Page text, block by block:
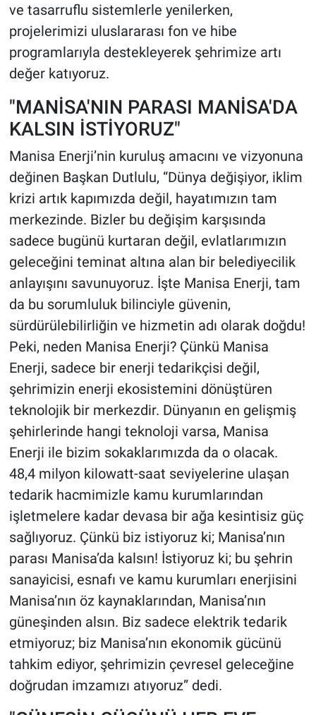
ve tasarruflu sistemlerle yenilerken,
projelerimizi uluslararası fon ve hibe
programlarıyla destekleyerek şehrimize artı
değer katıyoruz.
"MANİSA'NIN PARASI MANİSA'DA
KALSIN İSTİYORUZ"
Manisa Enerji’nin kuruluş amacını ve vizyonuna
değinen Başkan Dutlulu, “Dünya değişiyor, iklim
krizi artık kapımızda değil, hayatımızın tam
merkezinde. Bizler bu değişim karşısında
sadece bugünü kurtaran değil, evlatlarımızın
geleceğini teminat altına alan bir belediyecilik
anlayışını savunuyoruz. İşte Manisa Enerji, tam
da bu sorumluluk bilinciyle güvenin,
sürdürülebilirliğin ve hizmetin adı olarak doğdu!
Peki, neden Manisa Enerji? Çünkü Manisa
Enerji, sadece bir enerji tedarikçisi değil,
şehrimizin enerji ekosistemini dönüştüren
teknolojik bir merkezdir. Dünyanın en gelişmiş
şehirlerinde hangi teknoloji varsa, Manisa
Enerji ile bizim sokaklarımızda da o olacak.
48,4 milyon kilowatt-saat seviyelerine ulaşan
tedarik hacmimizle kamu kurumlarından
işletmelere kadar devasa bir ağa kesintisiz güç
sağlıyoruz. Çünkü biz istiyoruz ki; Manisa’nın
parası Manisa’da kalsın! İstiyoruz ki; bu şehrin
sanayicisi, esnafı ve kamu kurumları enerjisini
Manisa’nın öz kaynaklarından, Manisa’nın
güneşinden alsın. Biz sadece elektrik tedarik
etmiyoruz; biz Manisa’nın ekonomik gücünü
tahkim ediyor, şehrimizin çevresel geleceğine
doğrudan imzamızı atıyoruz” dedi.